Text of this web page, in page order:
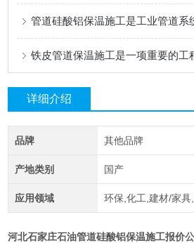
管道硅酸铝保温施工是工业管道系
铁皮管道保温施工是一项重要的工
详细介绍
品牌 其他品牌
产地类别 国产
应用领域 环保,化工,建材/家
河北石家庄石油管道硅酸铝保温施工报价